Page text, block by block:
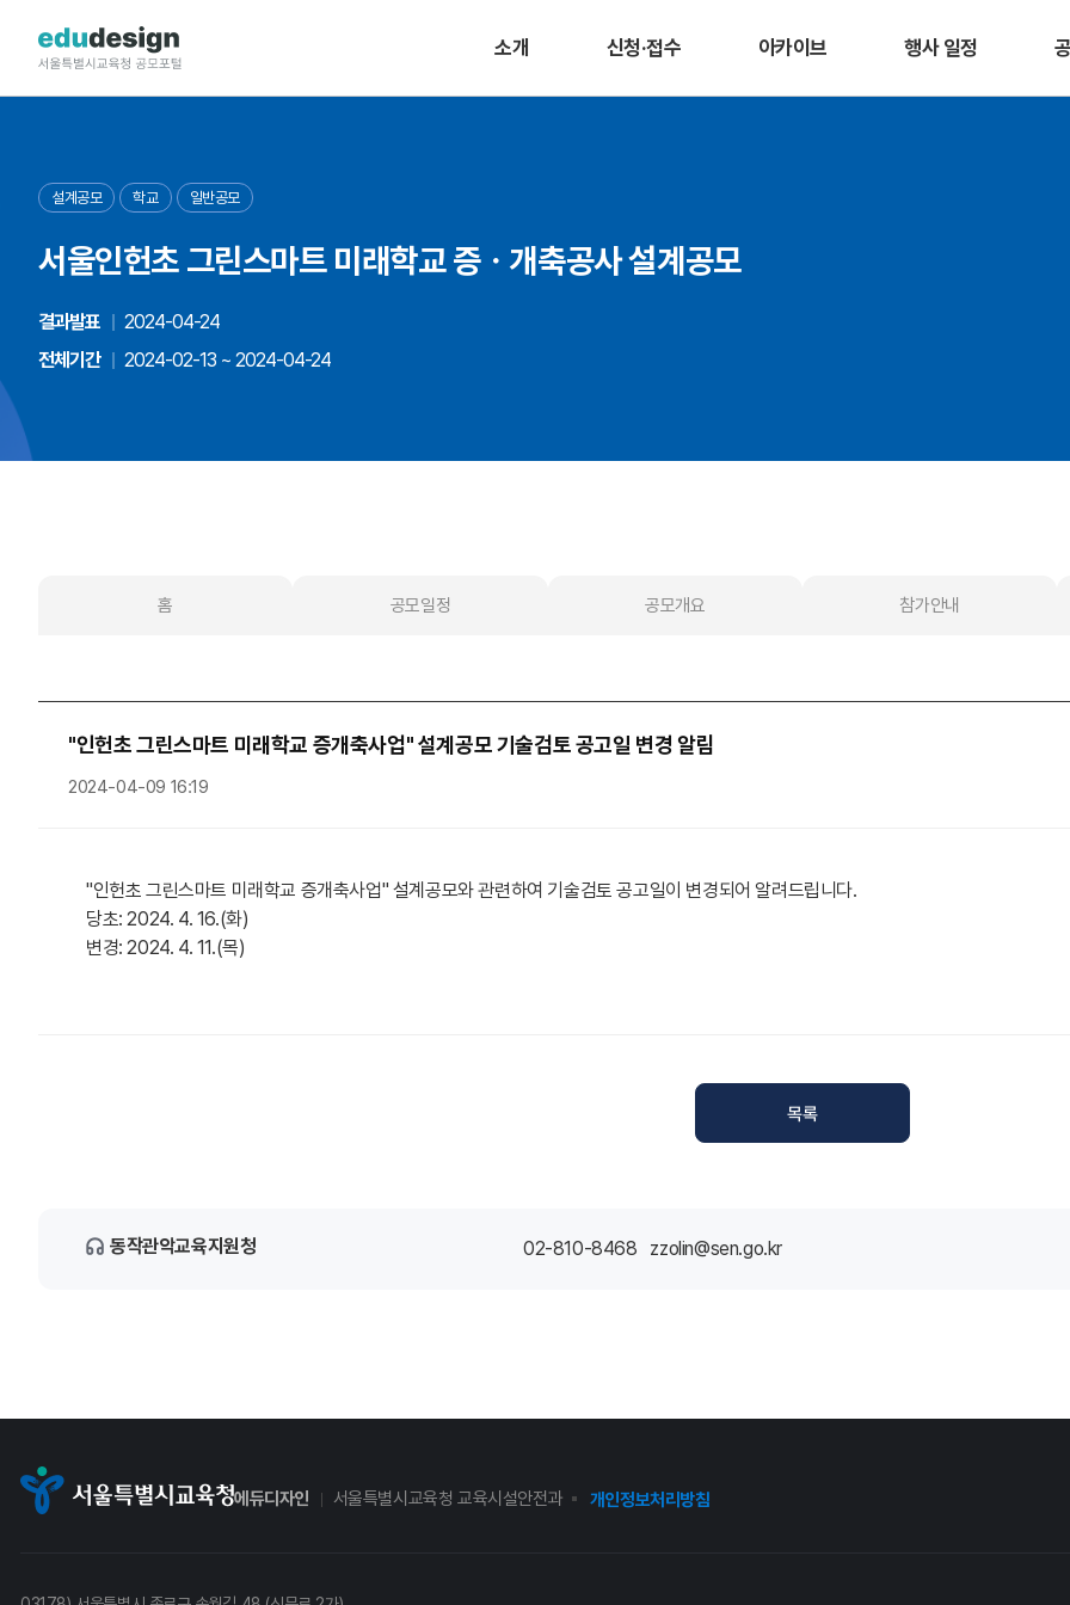
소개 신청·접수 아카이브 행사 일정
설계공모 학교 일반공모
서울인헌초 그린스마트 미래학교 증ㆍ개축공사 설계공모
결과발표
2024-04-24
전체기간
2024-02-13 ~ 2024-04-24
홈 공모일정 공모개요 참가안내
"인헌초 그린스마트 미래학교 증개축사업" 설계공모 기술검토 공고일 변경 알림
2024-04-09 16:19
"인헌초 그린스마트 미래학교 증개축사업" 설계공모와 관련하여 기술검토 공고일이 변경되어 알려드립니다.
당초: 2024. 4. 16.(화)
변경: 2024. 4. 11.(목)
목록
동작관악교육지원청 02-810-8468 zzolin@sen.go.kr
에듀디자인 서울특별시교육청 교육시설안전과 개인정보처리방침